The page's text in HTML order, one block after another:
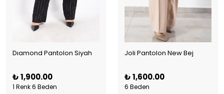
Dıamond Pantolon Siyah
₺ 1,900.00
1 Renk 6 Beden
Joli Pantolon New Bej
₺ 1,600.00
6 Beden